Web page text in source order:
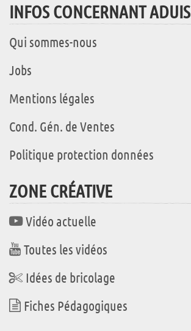
INFOS CONCERNANT ADUIS
Qui sommes-nous
Jobs
Mentions légales
Cond. Gén. de Ventes
Politique protection données
ZONE CRÉATIVE
Vidéo actuelle
Toutes les vidéos
Idées de bricolage
Fiches Pédagogiques